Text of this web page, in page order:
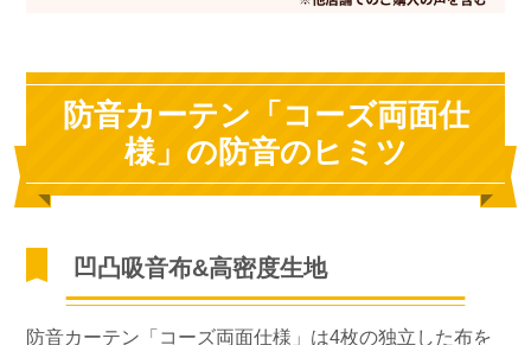
防音カーテン「コーズ両面仕
様」の防音のヒミツ
凹凸吸音布&高密度生地
防音カーテン「コーズ両面仕様」は4枚の独立した布を